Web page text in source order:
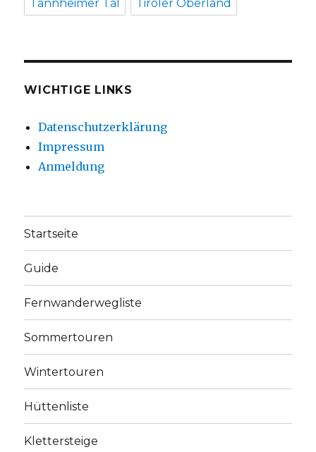
Tannheimer Tal Tiroler Oberland
WICHTIGE LINKS
Datenschutzerklärung
Impressum
Anmeldung
Startseite
Guide
Fernwanderwegliste
Sommertouren
Wintertouren
Hüttenliste
Klettersteige